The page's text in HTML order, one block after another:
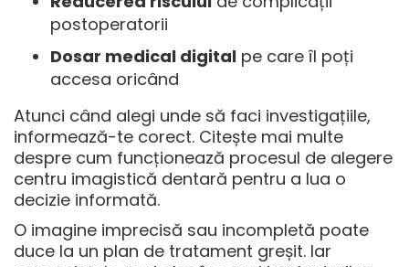
postoperatorii
Dosar medical digital pe care îl poți
accesa oricând
Atunci când alegi unde să faci investigațiile,
informează-te corect. Citește mai multe
despre cum funcționează procesul de alegere
centru imagistică dentară pentru a lua o
decizie informată.
O imagine imprecisă sau incompletă poate
duce la un plan de tratament greșit. Iar